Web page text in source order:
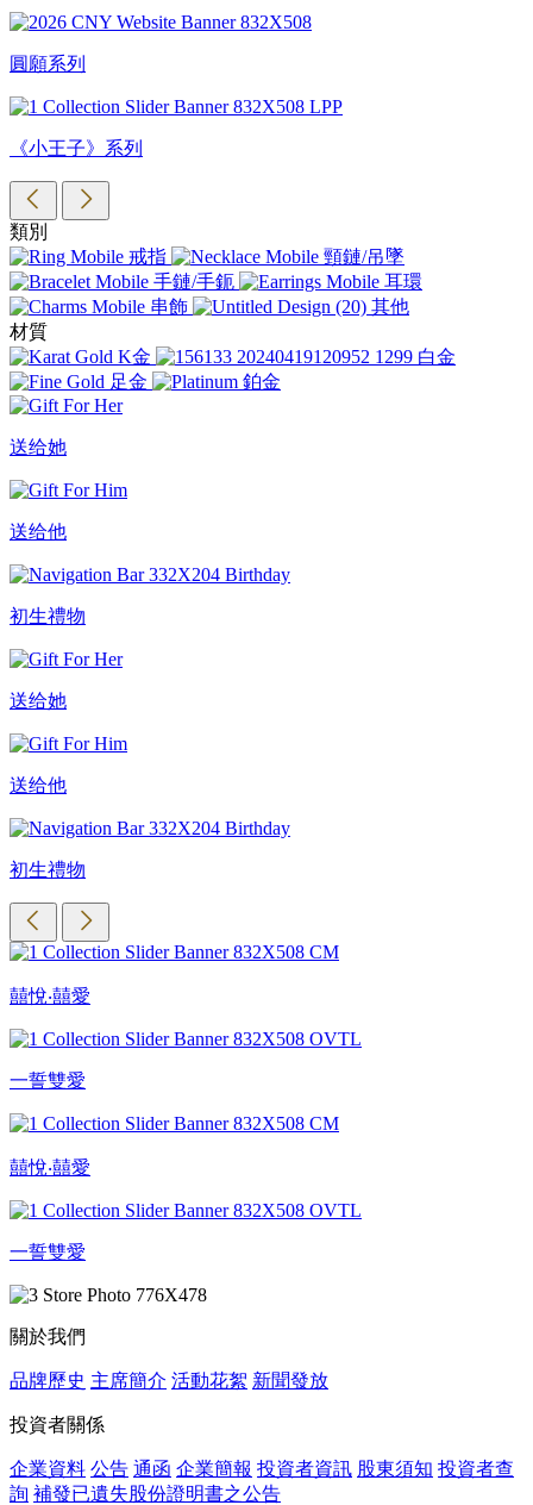
圓願系列
《小王子》系列
類別
戒指
頸鏈/吊墜
手鏈/手鈪
耳環
串飾
其他
材質
K金
白金
足金
鉑金
送给她
送给他
初生禮物
送给她
送给他
初生禮物
囍悅‧囍愛
一誓雙愛
囍悅‧囍愛
一誓雙愛
關於我們
品牌歷史 主席簡介 活動花絮 新聞發放
投資者關係
企業資料 公告 通函 企業簡報 投資者資訊 股東須知 投資者查
詢 補發已遺失股份證明書之公告